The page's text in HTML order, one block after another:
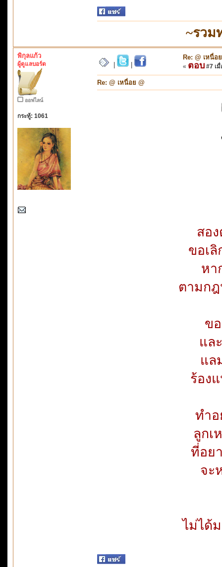
~รวม
พิกุลแก้ว
ผู้ดูแลบอร์ด
ออฟไลน์
กระทู้: 1061
Re: @ เหนื่อ
« ตอบ #7 เมื่
Re: @ เหนื่อย @
สอ
ขอเ
หา
ตามก
ข
แล
แล
ร้อง
ทำอ
ลูกเ
ที่อย
จะ
ไม่ได้